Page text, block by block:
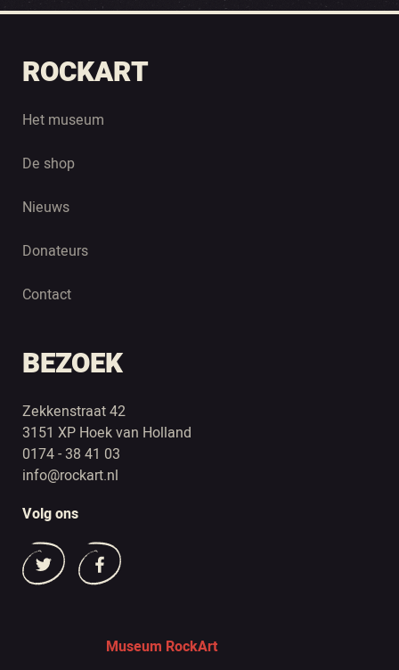
ROCKART
Het museum
De shop
Nieuws
Donateurs
Contact
BEZOEK
Zekkenstraat 42
3151 XP Hoek van Holland
0174 - 38 41 03
info@rockart.nl
Volg ons
Museum RockArt